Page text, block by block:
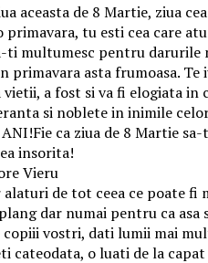
de 8 Martie, ziua
tu esti cea care
multumesc pentru
asta frumoasa. Te
a fost si va fi elogiata
si noblete in inimile
ca ziua de 8 Martie
insorita!
Vieru
de tot ceea ce poate fi
dar numai pentru ca
vostri, dati lumii mai
cateodata, o luati de la